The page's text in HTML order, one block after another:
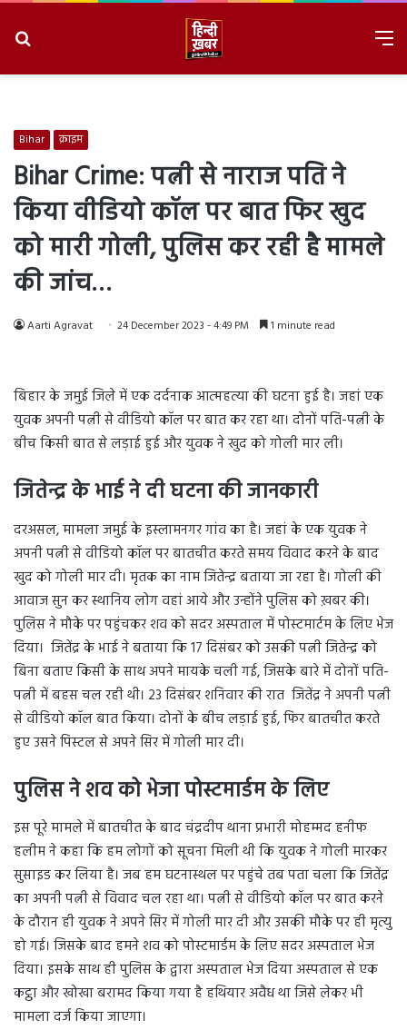
Bihar क्राइम
Bihar Crime: पत्नी से नाराज पति ने
किया वीडियो कॉल पर बात फिर खुद
को मारी गोली, पुलिस कर रही है मामले
की जांच…
Aarti Agravat 24 December 2023 - 4:49 PM 1 minute read
बिहार के जमुई जिले में एक दर्दनाक आत्महत्या की घटना हुई है। जहां एक
युवक अपनी पत्नी से वीडियो कॉल पर बात कर रहा था। दोनों पति-पत्नी के
बीच किसी बात से लड़ाई हुई और युवक ने खुद को गोली मार ली।
जितेन्द्र के भाई ने दी घटना की जानकारी
दरअसल, मामला जमुई के इस्लामनगर गांव का है। जहां के एक युवक ने
अपनी पत्नी से वीडियो कॉल पर बातचीत करते समय विवाद करने के बाद
खुद को गोली मार दी। मृतक का नाम जितेन्द्र बताया जा रहा है। गोली की
आवाज सुन कर स्थानिय लोग वहां आये और उन्होंने पुलिस को ख़बर की।
पुलिस ने मौके पर पहुंचकर शव को सदर अस्पताल में पोस्टमार्टम के लिए भेज
दिया। जितेंद्र के भाई ने बताया कि 17 दिसंबर को उसकी पत्नी जितेन्द्र को
बिना बताए किसी के साथ अपने मायके चली गई, जिसके बारे में दोनों पति-
पत्नी में बहस चल रही थी। 23 दिसंबर शनिवार की रात जितेंद्र ने अपनी पत्नी
से वीडियो कॉल बात किया। दोनों के बीच लड़ाई हुई, फिर बातचीत करते
हुए उसने पिस्टल से अपने सिर में गोली मार दी।
पुलिस ने शव को भेजा पोस्टमार्डम के लिए
इस पूरे मामले में बातचीत के बाद चंद्रदीप थाना प्रभारी मोहम्मद हनीफ
हलीम ने कहा कि हम लोगों को सूचना मिली थी कि युवक ने गोली मारकर
सुसाइड कर लिया है। जब हम घटनास्थल पर पहुंचे तब पता चला कि जितेंद्र
का अपनी पत्नी से विवाद चल रहा था। पत्नी से वीडियो कॉल पर बात करने
के दौरान ही युवक ने अपने सिर में गोली मार दी और उसकी मौके पर ही मृत्यु
हो गई। जिसके बाद हमने शव को पोस्टमार्डम के लिए सदर अस्पताल भेज
दिया। इसके साथ ही पुलिस के द्वारा अस्पताल भेज दिया अस्पताल से एक
कट्ठा और खोखा बरामद किया गया है हथियार अवैध था जिसे लेकर भी
मामला दर्ज किया जाएगा।